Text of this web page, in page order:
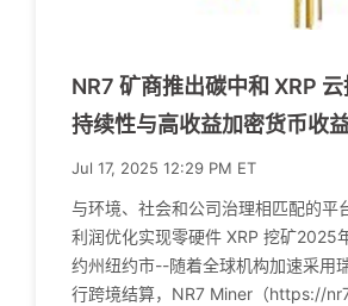
NR7 矿商推出碳中和 XRP
持续性与高收益加密货币收
Jul 17, 2025 12:29 PM ET
与环境、社会和公司治理相匹配的平
利润优化实现零硬件 XRP 挖矿2025
约州纽约市--随着全球机构加速采用
行跨境结算，NR7 Miner（https://